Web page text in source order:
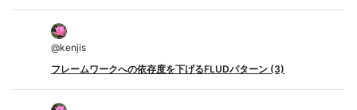
@kenjis
フレームワークへの依存度を下げるFLUDパターン (3)